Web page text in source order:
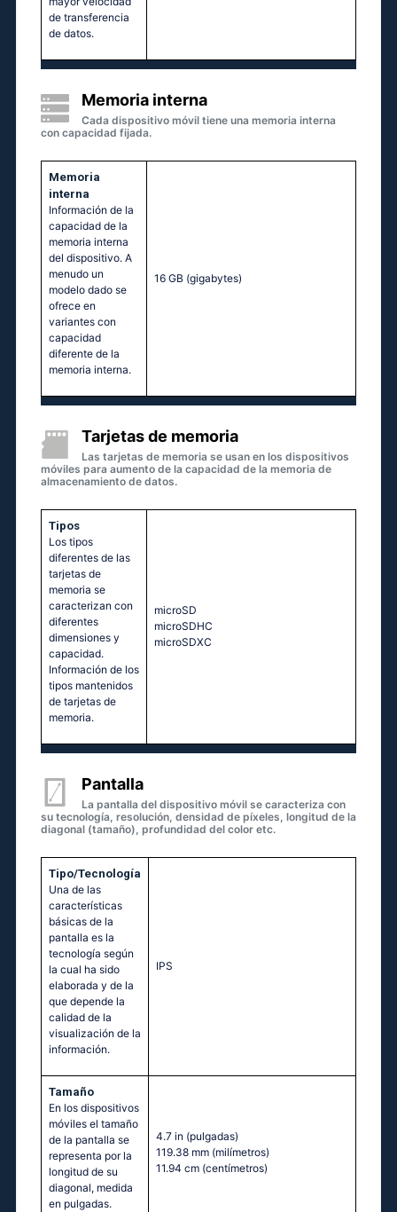
de transferencia
de datos.
Memoria interna
Cada dispositivo móvil tiene una memoria interna
con capacidad fijada.
Memoria
interna
Información de la
capacidad de la
memoria interna
del dispositivo. A
menudo un
modelo dado se
ofrece en
variantes con
capacidad
diferente de la
memoria interna.
16 GB (gigabytes)
Tarjetas de memoria
Las tarjetas de memoria se usan en los dispositivos
móviles para aumento de la capacidad de la memoria de
almacenamiento de datos.
Tipos
Los tipos
diferentes de las
tarjetas de
memoria se
caracterizan con
diferentes
dimensiones y
capacidad.
Información de los
tipos mantenidos
de tarjetas de
memoria.
microSD
microSDHC
microSDXC
Pantalla
La pantalla del dispositivo móvil se caracteriza con
su tecnología, resolución, densidad de píxeles, longitud de la
diagonal (tamaño), profundidad del color etc.
Tipo/Tecnología
Una de las
características
básicas de la
pantalla es la
tecnología según
la cual ha sido
elaborada y de la
que depende la
calidad de la
visualización de la
información.
IPS
Tamaño
En los dispositivos
móviles el tamaño
de la pantalla se
representa por la
longitud de su
diagonal, medida
en pulgadas.
4.7 in (pulgadas)
119.38 mm (milímetros)
11.94 cm (centímetros)